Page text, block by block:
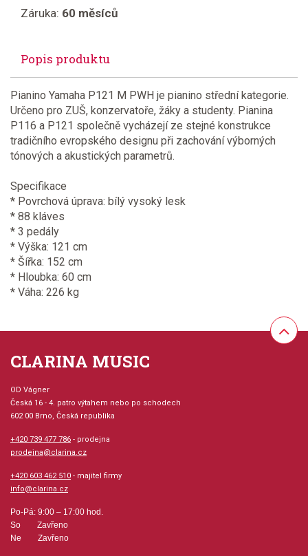
Záruka: 60 měsíců
Popis produktu
Pianino Yamaha P121 M PWH je pianino střední kategorie.
Určeno pro ZUŠ, konzervatoře, žáky a studenty. Pianina
P116 a P121 společně vycházejí ze stejné konstrukce
tradičního evropského designu při zachování výborných
tónových a akustických parametrů.
Specifikace
* Povrchová úprava: bílý vysoký lesk
* 88 kláves
* 3 pedály
* Výška: 121 cm
* Šířka: 152 cm
* Hloubka: 60 cm
* Váha: 226 kg
CLARINA MUSIC
OD Vágner
Česká 16 - 4. patro výtahem nebo po schodech
602 00 Brno, Česká republika
+420 739 477 786 - prodejna
prodejna@clarina.cz
+420 603 462 510 - majitel firmy
info@clarina.cz
Po-Pá: 9:00 – 17:00 hod.
So Zavřeno
Ne Zavřeno